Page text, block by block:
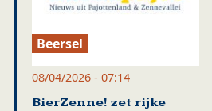
Beersel
08/04/2026 - 07:14
BierZenne! zet rijke